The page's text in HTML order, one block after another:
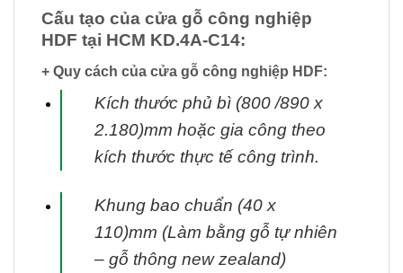
Cấu tạo của cửa gỗ công nghiệp
HDF tại HCM KD.4A-C14:
+ Quy cách của cửa gỗ công nghiệp HDF:
Kích thước phủ bì (800 /890 x
2.180)mm hoặc gia công theo
kích thước thực tếcông trình.
Khung bao chuẩn (40 x
110)mm (Làm bằng gỗ tự nhiên
– gỗ thông new zealand)